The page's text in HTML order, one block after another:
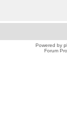
Powered by
Forum